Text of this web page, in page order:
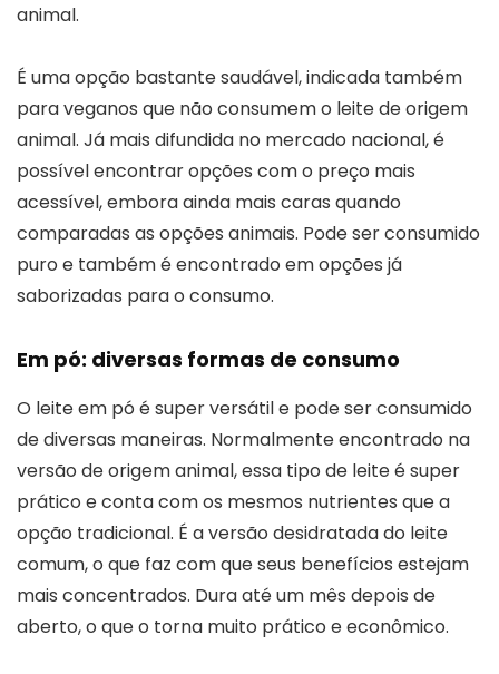
animal.
É uma opção bastante saudável, indicada também
para veganos que não consumem o leite de origem
animal. Já mais difundida no mercado nacional, é
possível encontrar opções com o preço mais
acessível, embora ainda mais caras quando
comparadas as opções animais. Pode ser consumido
puro e também é encontrado em opções já
saborizadas para o consumo.
Em pó: diversas formas de consumo
O leite em pó é super versátil e pode ser consumido
de diversas maneiras. Normalmente encontrado na
versão de origem animal, essa tipo de leite é super
prático e conta com os mesmos nutrientes que a
opção tradicional. É a versão desidratada do leite
comum, o que faz com que seus benefícios estejam
mais concentrados. Dura até um mês depois de
aberto, o que o torna muito prático e econômico.